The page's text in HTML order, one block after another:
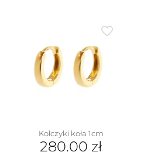
wariantów.
Opcje
można
wybrać
Kolczyki koła 1cm
280.00 zł